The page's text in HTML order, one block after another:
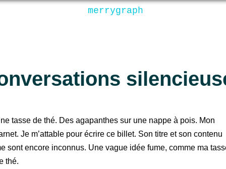
merrygraph
tasse de thé. Des agapanthes sur une nappe à pois. Mon
Je m’attable pour écrire ce billet. Son titre et son contenu
sont encore inconnus. Une vague idée fume, comme ma
thé.